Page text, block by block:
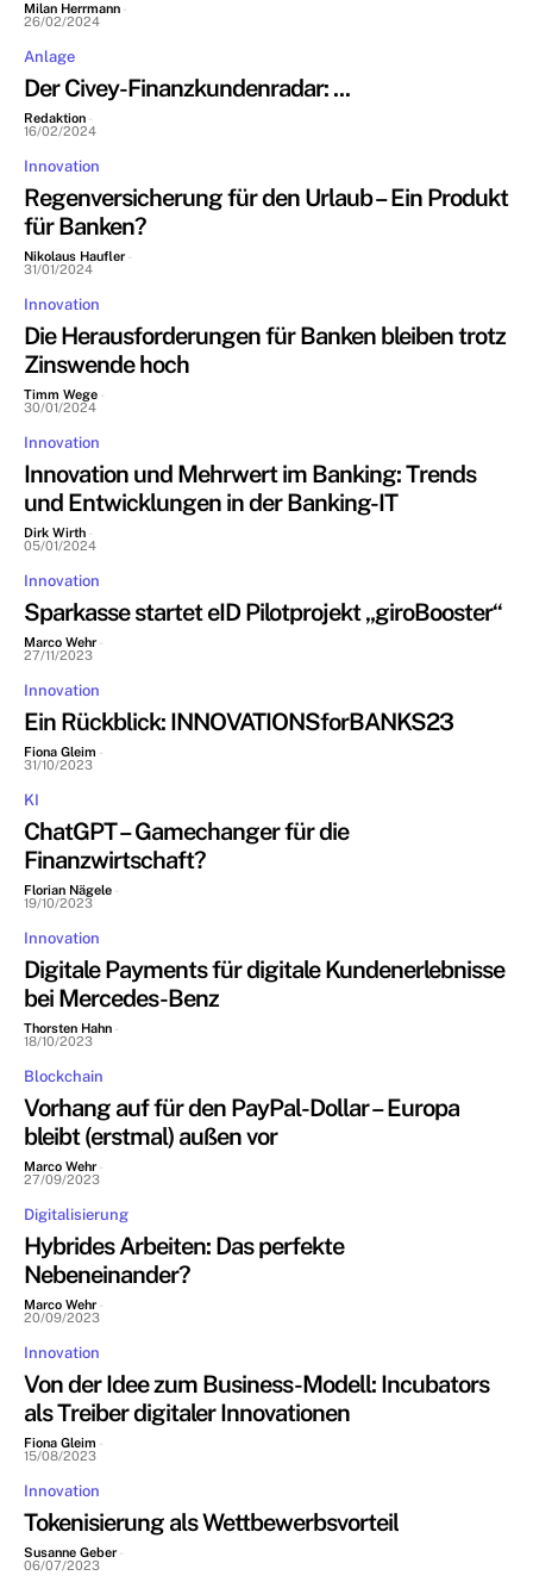
Milan Herrmann -
26/02/2024
Anlage
Der Civey-Finanzkundenradar: ...
Redaktion -
16/02/2024
Innovation
Regenversicherung für den Urlaub – Ein Produkt
für Banken?
Nikolaus Haufler -
31/01/2024
Innovation
Die Herausforderungen für Banken bleiben trotz
Zinswende hoch
Timm Wege -
30/01/2024
Innovation
Innovation und Mehrwert im Banking: Trends
und Entwicklungen in der Banking-IT
Dirk Wirth -
05/01/2024
Innovation
Sparkasse startet eID Pilotprojekt „giroBooster“
Marco Wehr -
27/11/2023
Innovation
Ein Rückblick: INNOVATIONSforBANKS23
Fiona Gleim -
31/10/2023
KI
ChatGPT – Gamechanger für die
Finanzwirtschaft?
Florian Nägele -
19/10/2023
Innovation
Digitale Payments für digitale Kundenerlebnisse
bei Mercedes-Benz
Thorsten Hahn -
18/10/2023
Blockchain
Vorhang auf für den PayPal-Dollar – Europa
bleibt (erstmal) außen vor
Marco Wehr -
27/09/2023
Digitalisierung
Hybrides Arbeiten: Das perfekte
Nebeneinander?
Marco Wehr -
20/09/2023
Innovation
Von der Idee zum Business-Modell: Incubators
als Treiber digitaler Innovationen
Fiona Gleim -
15/08/2023
Innovation
Tokenisierung als Wettbewerbsvorteil
Susanne Geber -
06/07/2023